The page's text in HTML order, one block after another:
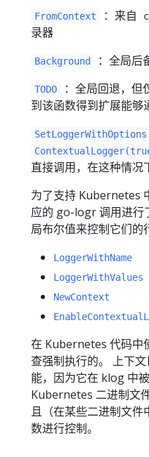
FromContext ：来自
录器
Background ：全局后
TODO
：全局回退，但
到该函数得到扩展能够
SetLoggerWithOptions
直接调用，在这种情
为了支持 Kubernetes
应的 go-logr 调用进行
局布尔值来控制它们的
LoggerWithName
LoggerWithValues
NewContext
在 Kubernetes 代码中
查强制执行的。 上下
能，因为它在 klog 中
Kubernetes 二进制文
且（在某些二进制文件
数进行控制。